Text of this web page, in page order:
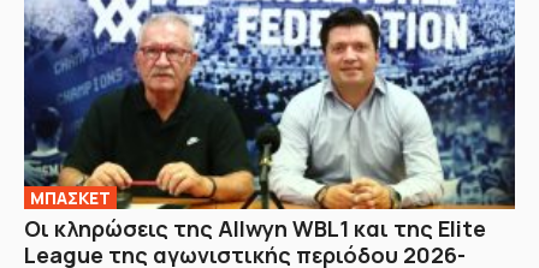
ΜΠΑΣΚΕΤ
Οι κληρώσεις της Allwyn WBL1 και της Elite
League της αγωνιστικής περιόδου 2026-